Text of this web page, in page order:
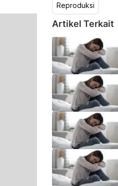
Reproduksi
Artikel Terkait